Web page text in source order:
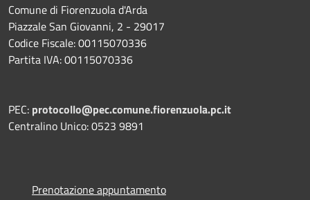
Comune di Fiorenzuola d'Arda
Piazzale San Giovanni, 2 - 29017
Codice Fiscale: 00115070336
Partita IVA: 00115070336
PEC: protocollo@pec.comune.fiorenzuola.pc.it
Centralino Unico: 0523 9891
Prenotazione appuntamento